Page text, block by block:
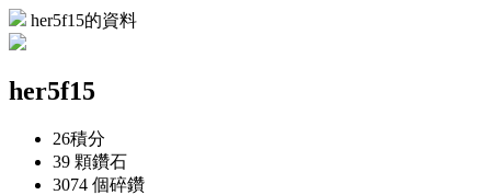
her5f15的資料
her5f15
26積分
39 顆鑽石
3074 個碎鑽